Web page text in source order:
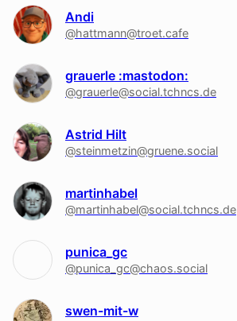
Andi
@hattmann@troet.cafe
grauerle :mastodon:
@grauerle@social.tchncs.de
Astrid Hilt
@steinmetzin@gruene.social
martinhabel
@martinhabel@social.tchncs.de
punica_gc
@punica_gc@chaos.social
swen-mit-w